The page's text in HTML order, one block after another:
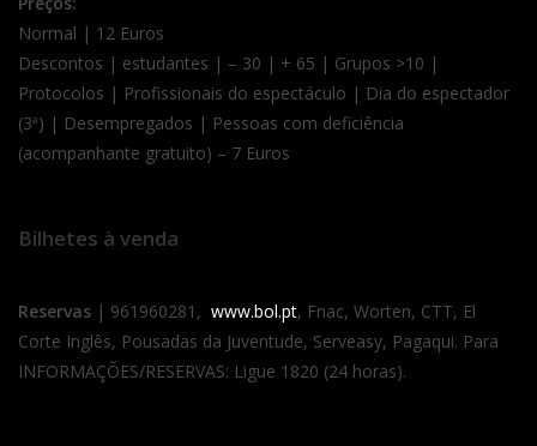
Normal | 12 Euros
Descontos | estudantes | – 30 | + 65 | Grupos >10 |
Protocolos | Profissionais do espectáculo | Dia do espectador
(3ª) | Desempregados | Pessoas com deficiência
(acompanhante gratuito) – 7 Euros
Bilhetes à venda
Reservas | 961960281, www.bol.pt, Fnac, Worten, CTT, El
Corte Inglês, Pousadas da Juventude, Serveasy, Pagaqui. Para
INFORMAÇÕES/RESERVAS: Ligue 1820 (24 horas).